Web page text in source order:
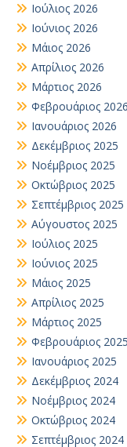
Ιούλιος 2026
Ιούνιος 2026
Μάιος 2026
Απρίλιος 2026
Μάρτιος 2026
Φεβρουάριος 2026
Ιανουάριος 2026
Δεκέμβριος 2025
Νοέμβριος 2025
Οκτώβριος 2025
Σεπτέμβριος 2025
Αύγουστος 2025
Ιούλιος 2025
Ιούνιος 2025
Μάιος 2025
Απρίλιος 2025
Μάρτιος 2025
Φεβρουάριος 2025
Ιανουάριος 2025
Δεκέμβριος 2024
Νοέμβριος 2024
Οκτώβριος 2024
Σεπτέμβριος 2024